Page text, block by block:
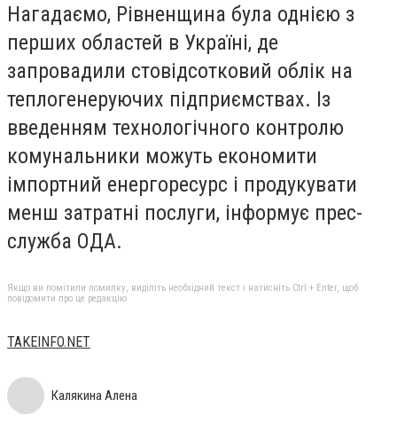
Нагадаємо, Рівненщина була однією з
перших областей в Україні, де
запровадили стовідсотковий облік на
теплогенеруючих підприємствах. Із
введенням технологічного контролю
комунальники можуть економити
імпортний енергоресурс і продукувати
менш затратні послуги, інформує прес-
служба ОДА.
Якщо ви помітили помилку, виділіть необхідний текст і натисніть Ctrl + Enter, щоб
повідомити про це редакцію
TAKEINFO.NET
Калякина Алена